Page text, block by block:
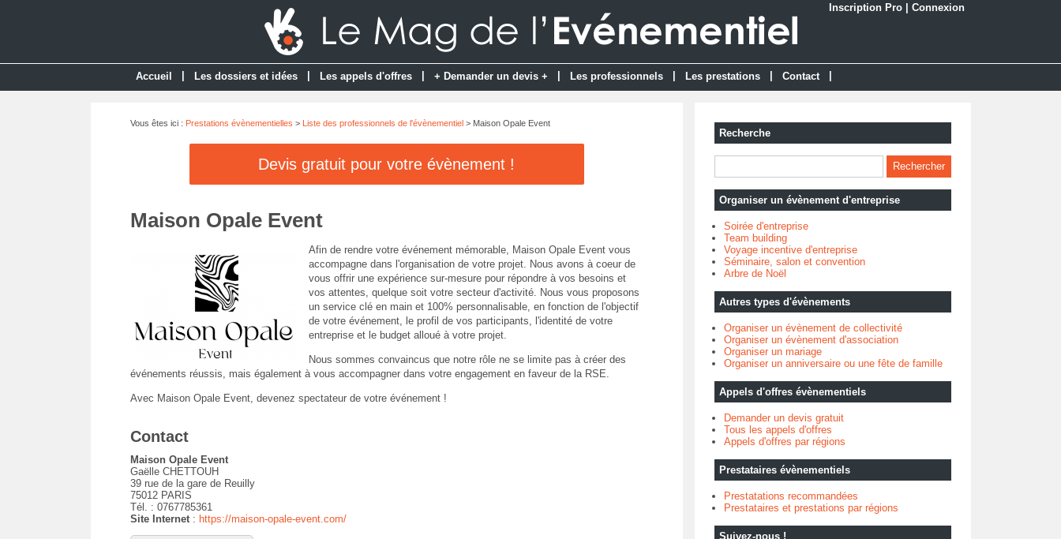
Inscription Pro Connexion
Accueil Les dossiers et idées Les appels d'offres + Demander un devis + Les professionnels Les prestations Contact
Vous êtes ici : Prestations évènementielles > Liste des professionnels de l'évènementiel> Maison Opale Event
Devis gratuit pour votre évènement !
Maison Opale Event
Afin de rendre votre événement mémorable, Maison Opale Event vous
accompagne dans l'organisation de votre projet. Nous avons à coeur de
vous offrir une expérience sur-mesure pour répondre à vos besoins et
vos attentes, quelque soit votre secteur d'activité. Nous vous proposons
un service clé en main et 100% personnalisable, en fonction de l'objectif
de votre événement, le profil de vos participants, l'identité de votre
entreprise et le budget alloué à votre projet.
Nous sommes convaincus que notre rôle ne se limite pas à créer des
événements réussis, mais également à vous accompagner dans votre engagement en faveur de la RSE.
Avec Maison Opale Event, devenez spectateur de votre événement !
Contact
Maison Opale Event
Gaëlle CHETTOUH
39 rue de la gare de Reuilly
75012 PARIS
Tél. : 0767785361
Site Internet: https://maison-opale-event.com/
Recherche
Organiser un évènement d'entreprise
Soirée d'entreprise
Team building
Voyage incentive d'entreprise
Séminaire, salon et convention
Arbre de Noël
Autres types d'évènements
Organiser un évènement de collectivité
Organiser un évènement d'association
Organiser un mariage
Organiser un anniversaire ou une fête de famille
Appels d'offres évènementiels
Demander un devis gratuit
Tous les appels d'offres
Appels d'offres par régions
Prestataires évènementiels
Prestatations recommandées
Prestataires et prestations par régions
Suivez-nous !